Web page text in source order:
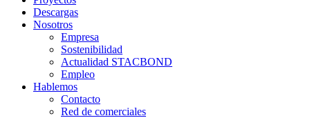
Descargas
Nosotros
Empresa
Sostenibilidad
Actualidad STACBOND
Empleo
Hablemos
Contacto
Red de comerciales